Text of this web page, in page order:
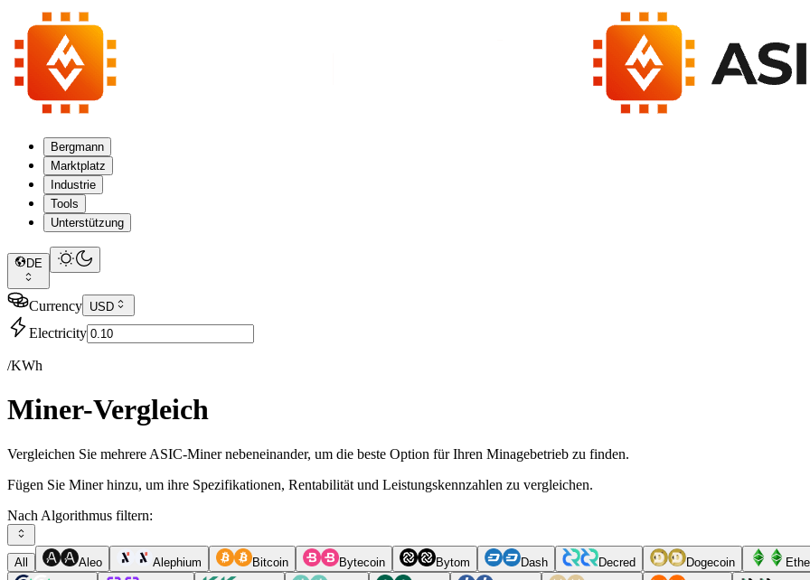
Bergmann
Marktplatz
Industrie
Tools
Unterstützung
DE
Currency USD
Electricity
/KWh
Miner-Vergleich
Vergleichen Sie mehrere ASIC-Miner nebeneinander, um die beste Option für Ihren Minagebetrieb zu finden.
Fügen Sie Miner hinzu, um ihre Spezifikationen, Rentabilität und Leistungskennzahlen zu vergleichen.
Nach Algorithmus filtern:
All Aleo Alephium Bitcoin Bytecoin Bytom Dash Decred Dogecoin